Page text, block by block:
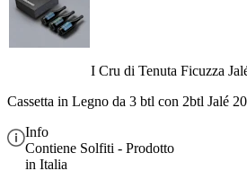
I Cru di Tenuta Ficuzza
Cassetta in Legno da 3 btl con 2btl Jalé
Info
Contiene Solfiti - Prodotto
in Italia